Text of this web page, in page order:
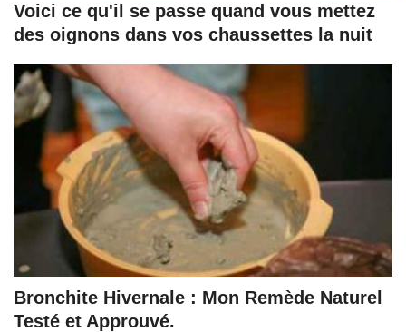
Voici ce qu'il se passe quand vous mettez
des oignons dans vos chaussettes la nuit
Bronchite Hivernale : Mon Remède Naturel
Testé et Approuvé.